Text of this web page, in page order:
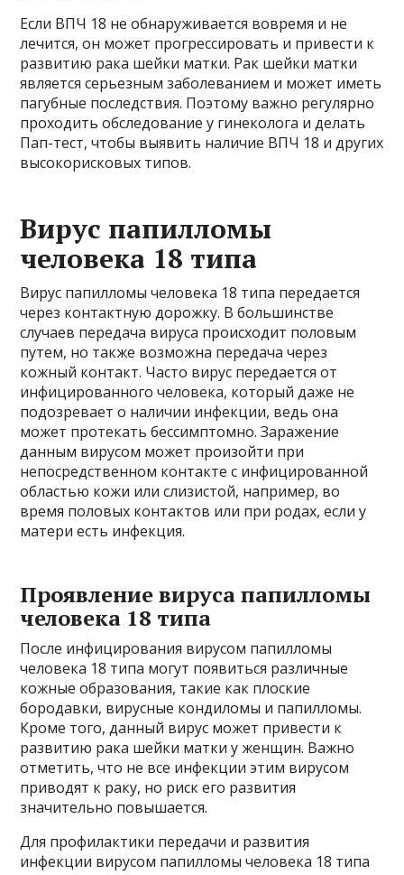
Если ВПЧ 18 не обнаруживается вовремя и не
лечится, он может прогрессировать и привести к
развитию рака шейки матки. Рак шейки матки
является серьезным заболеванием и может иметь
пагубные последствия. Поэтому важно регулярно
проходить обследование у гинеколога и делать
Пап-тест, чтобы выявить наличие ВПЧ 18 и других
высокорисковых типов.
Вирус папилломы
человека 18 типа
Вирус папилломы человека 18 типа передается
через контактную дорожку. В большинстве
случаев передача вируса происходит половым
путем, но также возможна передача через
кожный контакт. Часто вирус передается от
инфицированного человека, который даже не
подозревает о наличии инфекции, ведь она
может протекать бессимптомно. Заражение
данным вирусом может произойти при
непосредственном контакте с инфицированной
областью кожи или слизистой, например, во
время половых контактов или при родах, если у
матери есть инфекция.
Проявление вируса папилломы
человека 18 типа
После инфицирования вирусом папилломы
человека 18 типа могут появиться различные
кожные образования, такие как плоские
бородавки, вирусные кондиломы и папилломы.
Кроме того, данный вирус может привести к
развитию рака шейки матки у женщин. Важно
отметить, что не все инфекции этим вирусом
приводят к раку, но риск его развития
значительно повышается.
Для профилактики передачи и развития
инфекции вирусом папилломы человека 18 типа